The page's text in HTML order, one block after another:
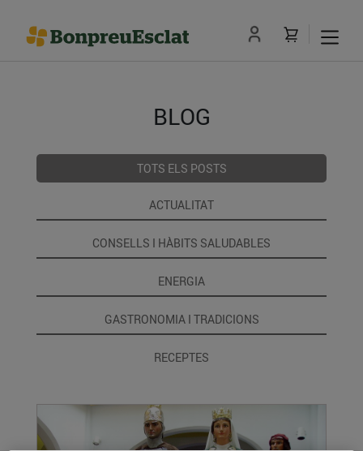
BLOG
TOTS ELS POSTS
ACTUALITAT
CONSELLS I HÀBITS SALUDABLES
ENERGIA
GASTRONOMIA I TRADICIONS
RECEPTES